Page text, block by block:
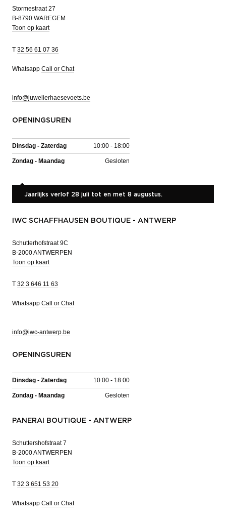
Stormestraat 27
B-8790 WAREGEM
Toon op kaart
T 32 56 61 07 36
Whatsapp Call or Chat
info@juwelierhaesevoets.be
OPENINGSUREN
Dinsdag - Zaterdag 10:00 - 18:00
Zondag - Maandag Gesloten
Jaarlijks verlof 28 juli tot en met 8 augustus.
IWC SCHAFFHAUSEN BOUTIQUE - ANTWERP
Schutterhofstraat 9C
B-2000 ANTWERPEN
Toon op kaart
T 32 3 646 11 63
Whatsapp Call or Chat
info@iwc-antwerp.be
OPENINGSUREN
Dinsdag - Zaterdag 10:00 - 18:00
Zondag - Maandag Gesloten
PANERAI BOUTIQUE - ANTWERP
Schuttershofstraat 7
B-2000 ANTWERPEN
Toon op kaart
T 32 3 651 53 20
Whatsapp Call or Chat